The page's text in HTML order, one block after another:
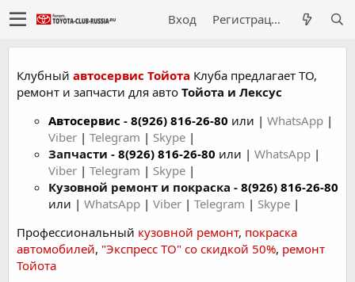
Вход Регистрация
Клубный автосервис Тойота Клуба предлагает ТО,
ремонт и запчасти для авто Тойота и Лексус
Автосервис - 8(926) 816-26-80 или | WhatsApp |
Viber | Telegram | Skype |
Запчасти - 8(926) 816-26-80 или | WhatsApp |
Viber | Telegram | Skype |
Кузовной ремонт и покраска - 8(926) 816-26-80
или | WhatsApp | Viber | Telegram | Skype |
Профессиональный кузовной ремонт, покраска
автомобилей, "Экспресс ТО" со скидкой 50%, ремонт
Тойота